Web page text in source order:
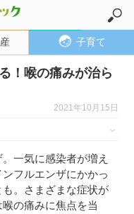
子育て
！喉の痛みが治ら
2021年10月15日
一気に感染者が増え
フルエンザにかかっ
。さまざまな症状が
の痛みに焦点を当